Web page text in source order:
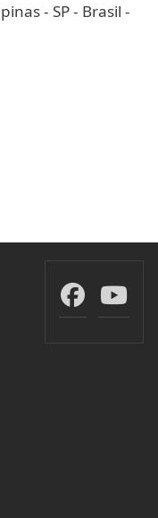
- SP - Brasil -